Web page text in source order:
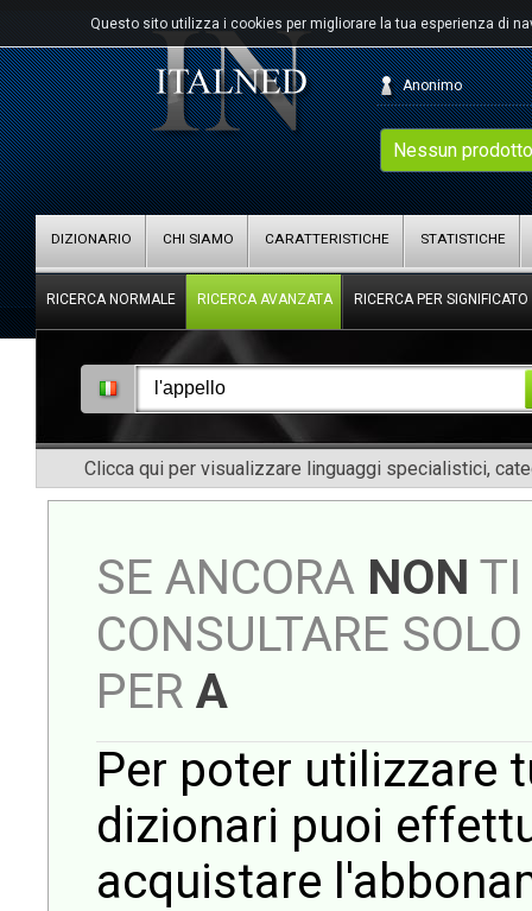
Questo sito utilizza i cookies per migliorare la tua esperienza di
Nessun
Anonimo
DIZIONARIO CHI SIAMO CARATTERISTICHE STATISTICHE
RICERCA NORMALE RICERCA AVANZATA RICERCA PER SIGNIFICATO
Clicca qui per visualizzare linguaggi specialistici,
SE ANCORA NON TI
CONSULTARE
PER A
Per poter utilizzare
dizionari puoi
acquistare